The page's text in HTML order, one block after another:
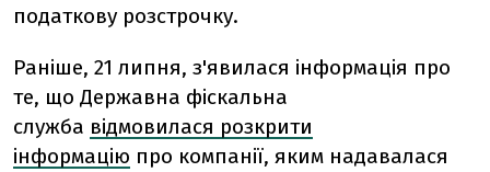
податкову розстрочку.
Раніше, 21 липня, з'явилася інформація про
те, що Державна фіскальна
служба відмовилася розкрити
інформацію про компанії, яким надавалася